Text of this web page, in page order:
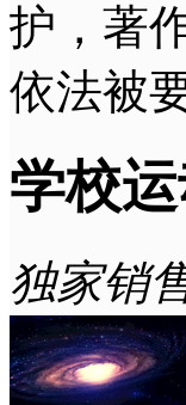
护，著
依法被
学校
独家销